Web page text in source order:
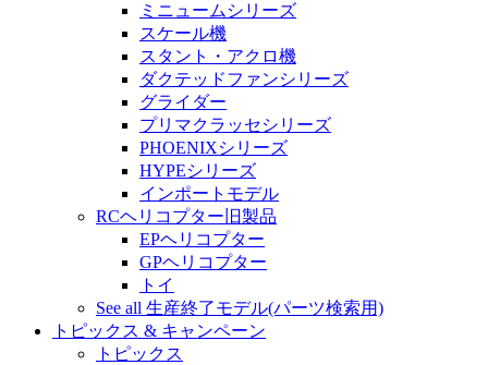
ミニュームシリーズ
スケール機
スタント・アクロ機
ダクテッドファンシリーズ
グライダー
プリマクラッセシリーズ
PHOENIXシリーズ
HYPEシリーズ
インポートモデル
RCヘリコプター旧製品
EPヘリコプター
GPヘリコプター
トイ
See all 生産終了モデル(パーツ検索用)
トピックス & キャンペーン
トピックス